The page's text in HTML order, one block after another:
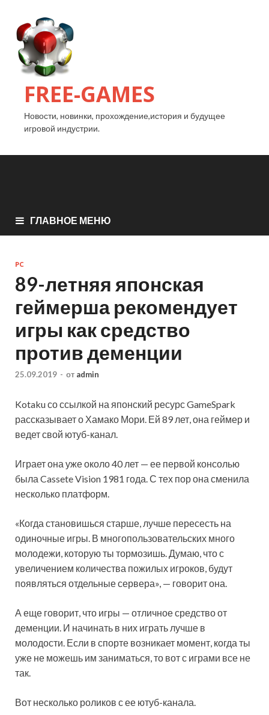
FREE-GAMES
Новости, новинки, прохождение,история и будущее
игровой индустрии.
ГЛАВНОЕ МЕНЮ
PC
89-летняя японская
геймерша рекомендует
игры как средство
против деменции
25.09.2019 - от admin
Kotaku со ссылкой на японский ресурс GameSpark
рассказывает о Хамако Мори. Ей 89 лет, она геймер и
ведет свой ютуб-канал.
Играет она уже около 40 лет — ее первой консолью
была Cassete Vision 1981 года. С тех пор она сменила
несколько платформ.
«Когда становишься старше, лучше пересесть на
одиночные игры. В многопользовательских много
молодежи, которую ты тормозишь. Думаю, что с
увеличением количества пожилых игроков, будут
появляться отдельные сервера», — говорит она.
А еще говорит, что игры — отличное средство от
деменции. И начинать в них играть лучше в
молодости. Если в спорте возникает момент, когда ты
уже не можешь им заниматься, то вот с играми все не
так.
Вот несколько роликов с ее ютуб-канала.